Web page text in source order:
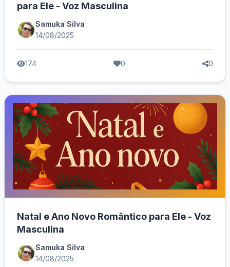
para Ele - Voz Masculina
Samuka Silva
14/08/2025
174 0 0
Natal e Ano Novo Romântico para Ele - Voz
Masculina
Samuka Silva
14/08/2025